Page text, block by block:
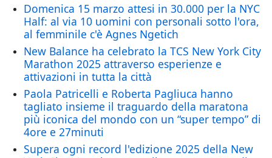
Domenica 15 marzo attesi in 30.000 per la NYC
Half: al via 10 uomini con personali sotto l'ora,
al femminile c'è Agnes Ngetich
New Balance ha celebrato la TCS New York City
Marathon 2025 attraverso esperienze e
attivazioni in tutta la città
Paola Patricelli e Roberta Pagliuca hanno
tagliato insieme il traguardo della maratona
più iconica del mondo con un “super tempo” di
4ore e 27minuti
Supera ogni record l'edizione 2025 della New